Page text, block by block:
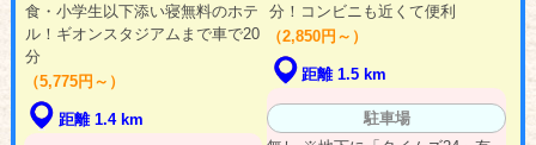
食・小学生以下添い寝無料のホテ
ル！ギオンスタジアムまで車で20
分
（5,775円～）
距離 1.4 km
分！コンビニも近くて便利
（2,850円～）
距離 1.5 km
駐車場